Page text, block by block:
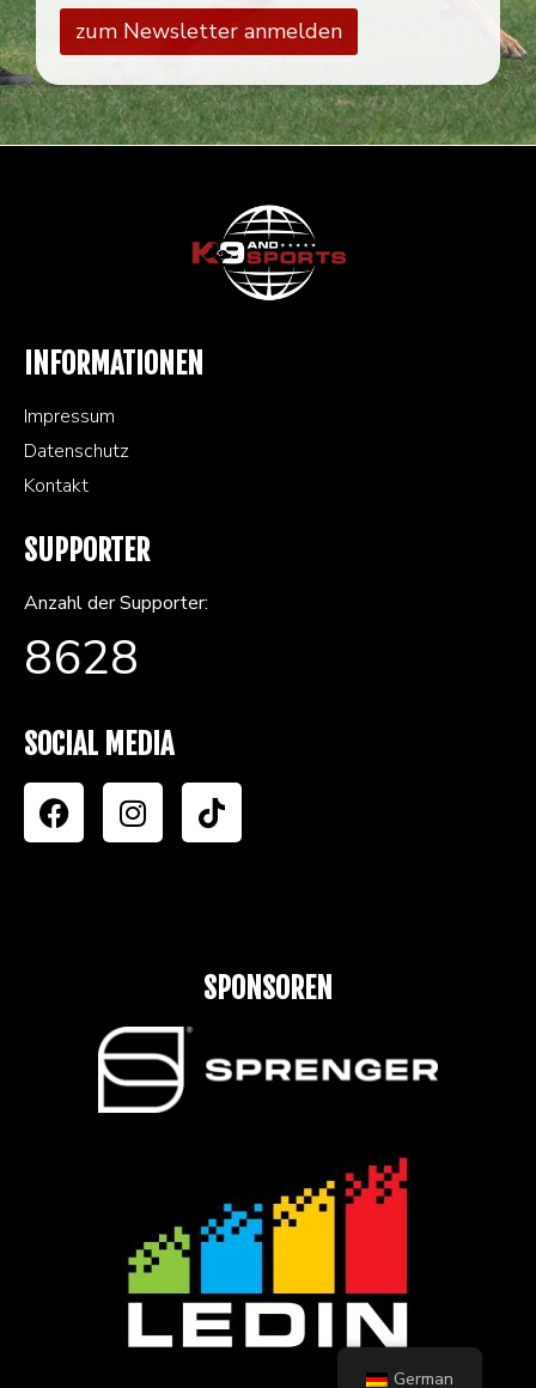
INFORMATIONEN
Impressum
Datenschutz
Kontakt
SUPPORTER
Anzahl der Supporter:
8628
SOCIAL MEDIA
SPONSOREN
German